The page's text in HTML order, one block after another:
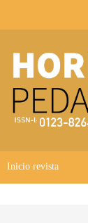
Inicio revista